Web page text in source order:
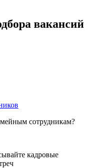
вакансий
сотрудникам?
кадровые